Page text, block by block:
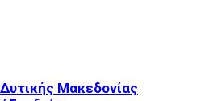
Μακεδονίας